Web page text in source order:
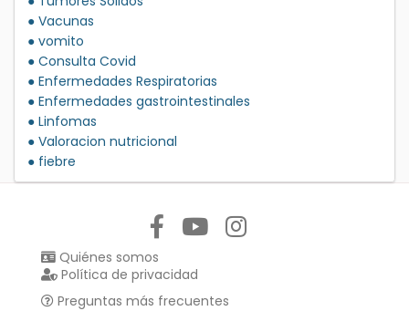
● Vacunas
● vomito
● Consulta Covid
● Enfermedades Respiratorias
● Enfermedades gastrointestinales
● Linfomas
● Valoracion nutricional
● fiebre
Quiénes somos
Política de privacidad
Preguntas más frecuentes